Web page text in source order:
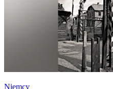
Niemcy